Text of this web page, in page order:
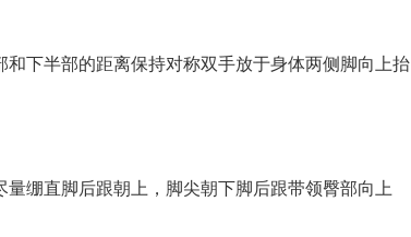
下半部的距离保持对称双手放于身体两侧脚向上抬
绷直脚后跟朝上，脚尖朝下脚后跟带领臀部向上